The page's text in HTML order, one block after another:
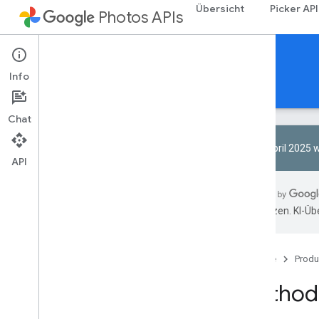
Photos APIs Übersicht Picker API
Library API
Leitfäden
Am 1. April 2025
übersetzen. KI-
Startseite
Info
Chat
API